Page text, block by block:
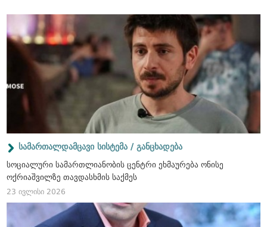
სამართალდამცავი სისტემა / განცხადება
სოციალური სამართლიანობის ცენტრი ეხმაურება ონისე
ოქრიაშვილზე თავდასხმის საქმეს
23 ივლისი 2026